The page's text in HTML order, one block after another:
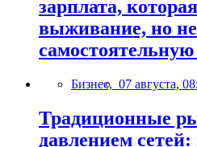
зарплата,
выживание, но не
Бизнес, 07 августа,
Традиционные
давлением